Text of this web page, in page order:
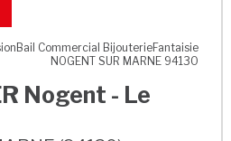
- Le Perreux
Commercial BijouterieFantaisie
NOGENT SUR MARNE 94130
Nogent - Le